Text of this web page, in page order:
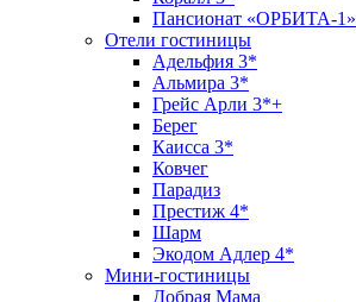
Пансионат «ОРБИТА-1»
Отели гостиницы
Адельфия 3*
Альмира 3*
Грейс Арли 3*+
Берег
Каисса 3*
Ковчег
Парадиз
Престиж 4*
Шарм
Экодом Адлер 4*
Мини-гостиницы
Добрая Мама